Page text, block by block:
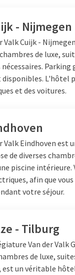
signifie
est si réputée.
et goûtez
ou un séjour
Pour un
découvrir
Les différents
d'un petit-
un hôtel qui
la ville conviviale
de la nature.
tous les hôtels et
- Nijmegen
Valk Cuijk -
de luxe,
disponibles. L'hôtel
et des voitures.
Valk Eindhoven
de diverses
piscine intérieure.
afin que
votre séjour.
- Tilburg
Van der Valk
de luxe,
est un véritable